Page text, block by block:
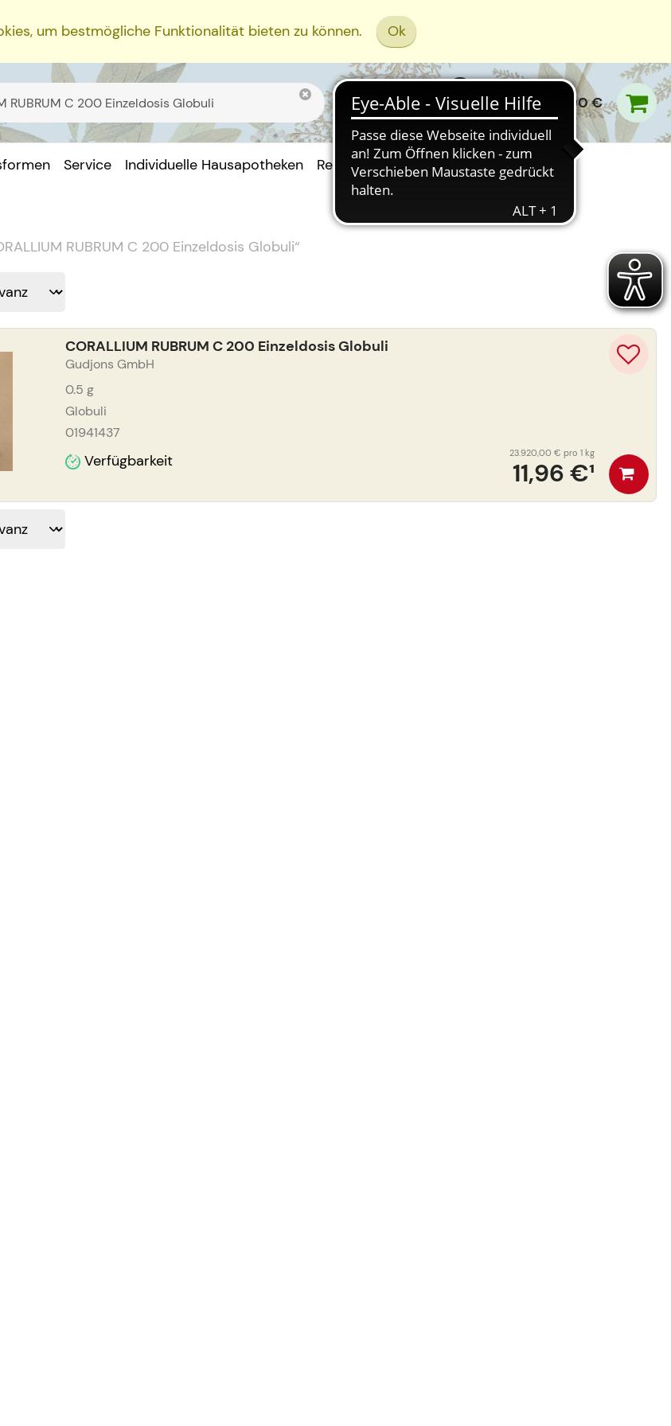
um bestmögliche Funktionalität bieten zu können. Ok
0,00 €
Service Individuelle Hausapotheken Rezept Einreichen
RUBRUM C 200 Einzeldosis Globuli“
CORALLIUM RUBRUM C 200 Einzeldosis Globuli
Gudjons GmbH
0.5 g
Globuli
01941437
Verfügbarkeit 11,96 €¹
23.920,00 € pro 1 kg